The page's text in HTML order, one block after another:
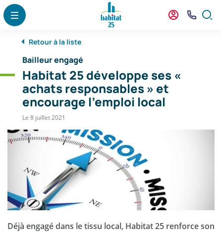
Panneau de gestion des cookies
Menu
MonNous
Retour à la liste
Bailleur engagé
Habitat 25 développe ses «
achats responsables » et
encourage l’emploi local
Le 8 juillet 2021
Déjà engagé dans le tissu local, Habitat 25 renforce son